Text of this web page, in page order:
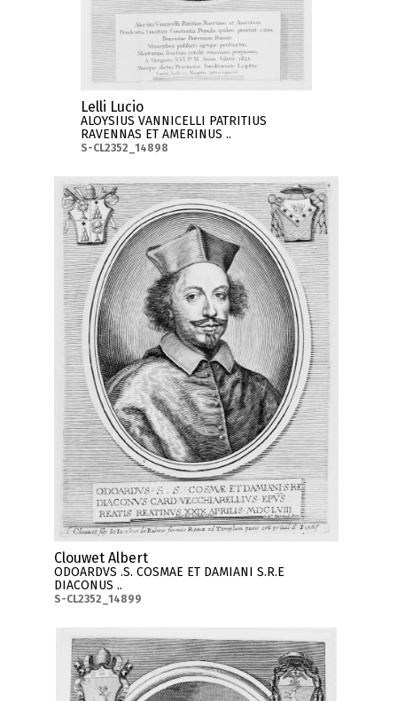
Lelli Lucio
ALOYSIUS VANNICELLI PATRITIUS
RAVENNAS ET AMERINUS ..
S-CL2352_14898
Clouwet Albert
ODOARDVS .S. COSMAE ET DAMIANI S.R.E
DIACONUS ..
S-CL2352_14899